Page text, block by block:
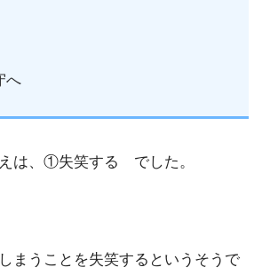
へ
は、①失笑する でした。
まうことを失笑するというそうで